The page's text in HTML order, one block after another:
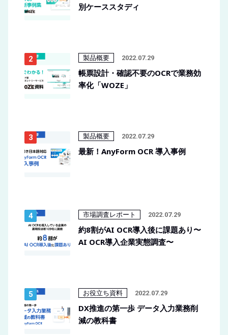
別ケーススタディ
製品概要 2022.07.29
帳票設計・確認不要のOCRで業務効
率化「WOZE」
製品概要 2022.07.29
最新！AnyForm OCR 導入事例
市場調査レポート 2022.07.29
約8割がAI OCR導入後に課題あり〜
AI OCR導入企業実態調査〜
お役立ち資料 2022.07.29
DX推進の第一歩 データ入力業務削
減の教科書